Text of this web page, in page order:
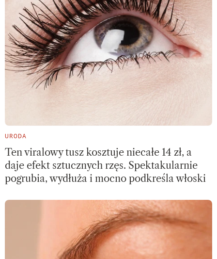
URODA
Ten viralowy tusz kosztuje niecałe 14 zł, a
daje efekt sztucznych rzęs. Spektakularnie
pogrubia, wydłuża i mocno podkreśla włoski